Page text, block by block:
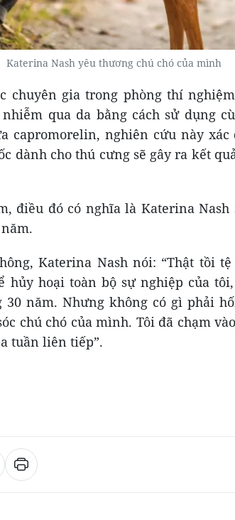
Katerina Nash yêu thương chú chó của mình
chuyên gia trong phòng thí
qua da bằng cách sử dụng
capromorelin, nghiên cứu này
dành cho thú cưng sẽ gây ra kết
điều đó có nghĩa là Katerina
Katerina Nash nói: “Thật tồi
hủy hoại toàn bộ sự nghiệp của
năm. Nhưng không có gì phải
chú chó của mình. Tôi đã chạm
tuần liên tiếp”.